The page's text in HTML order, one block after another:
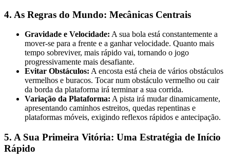
4. As Regras do Mundo: Mecânicas Centrais
Gravidade e Velocidade: A sua bola está constantemente a
mover-se para a frente e a ganhar velocidade. Quanto mais
tempo sobreviver, mais rápido vai, tornando o jogo
progressivamente mais desafiante.
Evitar Obstáculos: A encosta está cheia de vários obstáculos
vermelhos e buracos. Tocar num obstáculo vermelho ou cair
da borda da plataforma irá terminar a sua corrida.
Variação da Plataforma: A pista irá mudar dinamicamente,
apresentando caminhos estreitos, quedas repentinas e
plataformas móveis, exigindo reflexos rápidos e antecipação.
5. A Sua Primeira Vitória: Uma Estratégia de Início
Rápido